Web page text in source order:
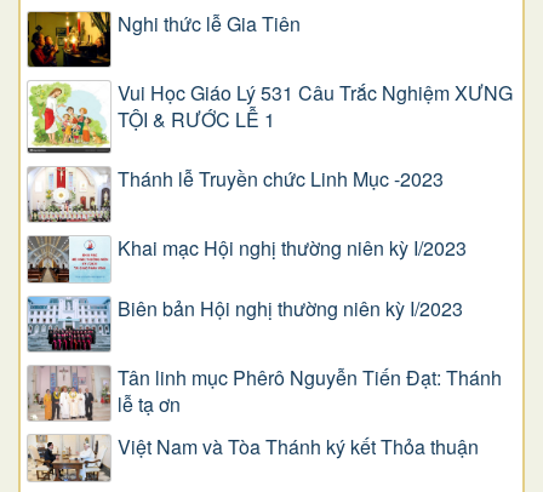
Nghi thức lễ Gia Tiên
Vui Học Giáo Lý 531 Câu Trắc Nghiệm XƯNG
TỘI & RƯỚC LỄ 1
Thánh lễ Truyền chức Linh Mục -2023
Khai mạc Hội nghị thường niên kỳ I/2023
Biên bản Hội nghị thường niên kỳ I/2023
Tân linh mục Phêrô Nguyễn Tiến Đạt: Thánh
lễ tạ ơn
Việt Nam và Tòa Thánh ký kết Thỏa thuận